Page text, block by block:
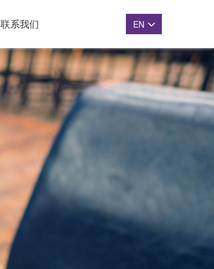
联系我们 EN